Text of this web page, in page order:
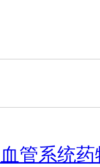
管系统药